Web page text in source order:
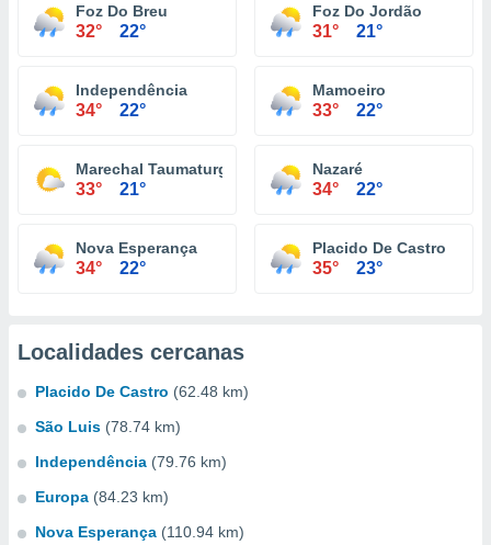
Foz Do Breu
32° 22°
Foz Do Jordão
31° 21°
Independência
34° 22°
Mamoeiro
33° 22°
Marechal Taumaturgo
33° 21°
Nazaré
34° 22°
Nova Esperança
34° 22°
Placido De Castro
35° 23°
Localidades cercanas
Placido De Castro (62.48 km)
São Luis (78.74 km)
Independência (79.76 km)
Europa (84.23 km)
Nova Esperança (110.94 km)